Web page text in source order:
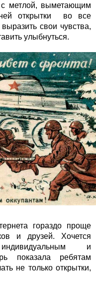
метлой, выметающим
открытки во все
свои чувства,
улыбнуться.
гораздо проще
и друзей. Хочется
и
показала ребятам
не только открытки,